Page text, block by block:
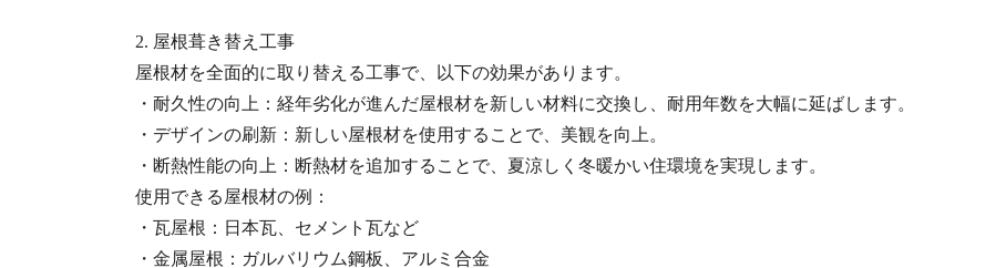
2. 屋根葺き替え工事
屋根材を全面的に取り替える工事で、以下の効果があります。
・耐久性の向上：経年劣化が進んだ屋根材を新しい材料に交換し、耐用年数を大幅に延ばします。
・デザインの刷新：新しい屋根材を使用することで、美観を向上。
・断熱性能の向上：断熱材を追加することで、夏涼しく冬暖かい住環境を実現します。
使用できる屋根材の例：
・瓦屋根：日本瓦、セメント瓦など
・金属屋根：ガルバリウム鋼板、アルミ合金